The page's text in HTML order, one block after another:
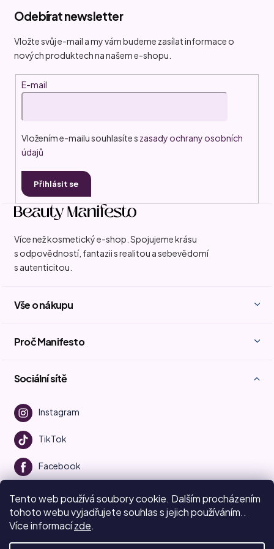
Tento web používá soubory cookie. Dalším procházením
tohoto webu vyjadřujete souhlas s jejich používáním..
Více informacízde.
Odebírat newsletter
Vložte svůj e-mail a my vám budeme zasílat informace o
nových produktech na našem e-shopu.
E-mail
Vložením e-mailu souhlasíte s zasady ochrany osobních
údajů
Přihlásit se
Více než kosmetický e-shop. Spojujeme krásu
s odpovědností, fantazii s realitou a sebevědomí
s autenticitou.
Vše o nákupu
Proč Manifesto
Sociální sítě
Instagram
TikTok
Facebook
Youtube
Vytvořil Shoptet